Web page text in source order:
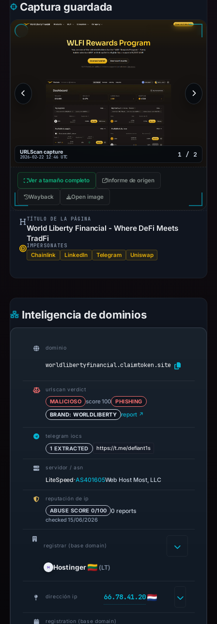
Captura guardada
URLScan capture
2026-02-22 12:46 UTC 1 / 2
Ver a tamaño completo Informe de origen
Wayback Open image
TÍTULO DE LA PÁGINA
World Liberty Financial - Where DeFi Meets
TradFi
IMPERSONATES
Chainlink LinkedIn Telegram Uniswap
Inteligencia de dominios
dominio
worldlibertyfinancial.claimtoken.site
urlscan verdict
MALICIOSO score 100
PHISHING
BRAND: WORLDLIBERTY
report ↗
telegram iocs
1 EXTRACTED https://t.me/defiant1s
servidor / asn
LiteSpeed·AS401605Web Host Most, LLC
reputación de ip
ABUSE SCORE 0/100 0 reports
checked 15/06/2026
registrar (base domain)
Hostinger (LT)
dirección ip 66.78.41.20
registration (base domain)